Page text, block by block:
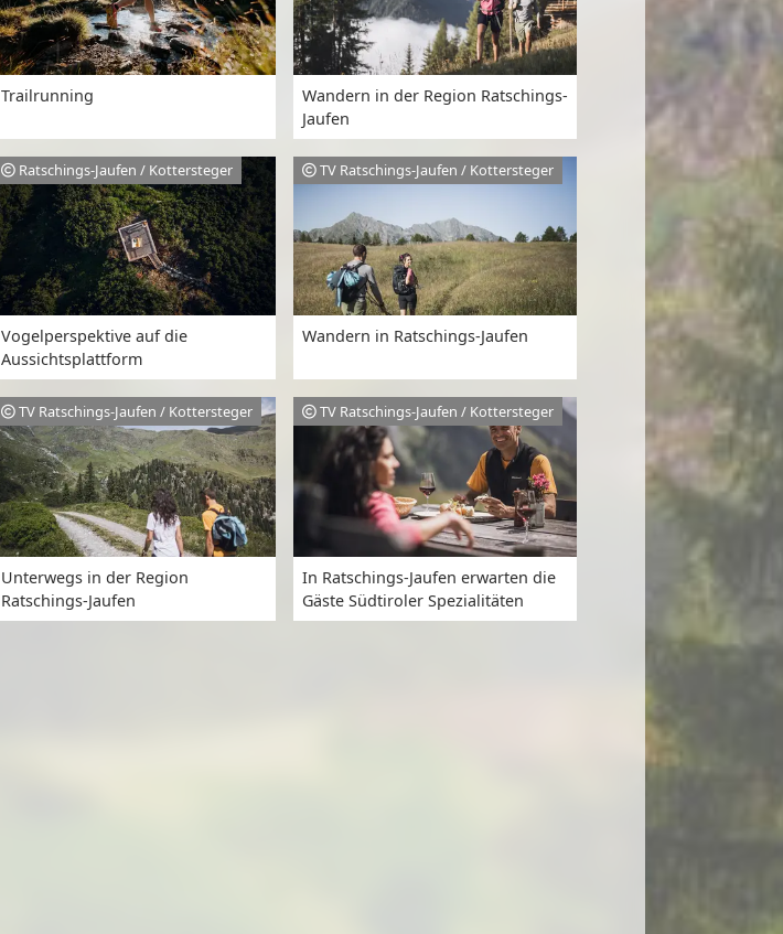
Trailrunning
Wandern in der Region Ratschings-
Jaufen
Ratschings-Jaufen / Kottersteger
Vogelperspektive auf die
Aussichtsplattform
TV Ratschings-Jaufen / Kottersteger
Wandern in Ratschings-Jaufen
TV Ratschings-Jaufen / Kottersteger
Unterwegs in der Region
Ratschings-Jaufen
TV Ratschings-Jaufen / Kottersteger
In Ratschings-Jaufen erwarten die
Gäste Südtiroler Spezialitäten